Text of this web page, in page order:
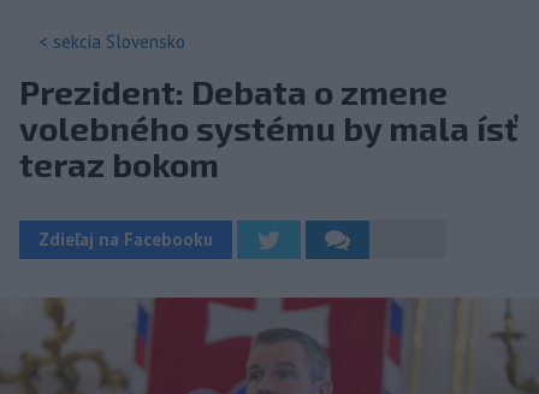
< sekcia Slovensko
Prezident: Debata o zmene
volebného systému by mala ísť
teraz bokom
Zdieľaj na Facebooku